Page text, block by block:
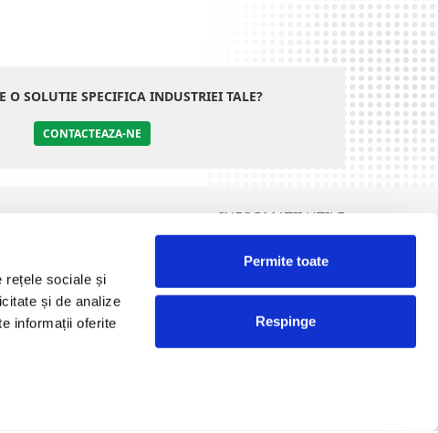
rețele sociale și
și de analize
informații oferite
Permite toate
Respinge
O SOLUTIE SPECIFICA INDUSTRIEI TALE?
CONTACTEAZA-NE
INFORMATII UTILE
Politica de Cookies
Politica de Prelucrare a Datelor cu Caracter Personal (GDPR)
DCP Tombola